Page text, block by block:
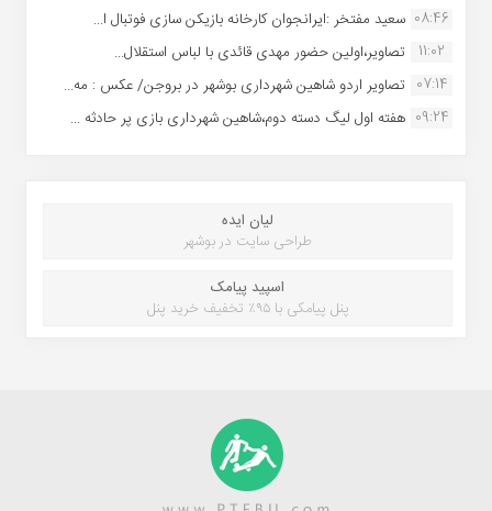
08:46 سعید مفتخر :ایرانجوان کارخانه بازیکن سازی فوتبال ا...
11:02
تصاویر،اولین حضور مهدی قائدی با لباس استقلال...
07:14 تصاویر اردو شاهین شهرداری بوشهر در بروجن/ عکس : مه...
09:24 هفته اول لیگ دسته دوم،شاهین شهرداری بازی پر حادثه ...
لیان ایده
طراحی سایت در بوشهر
اسپید پیامک
پنل پیامکی با ۹۵٪ تخفیف خرید پنل